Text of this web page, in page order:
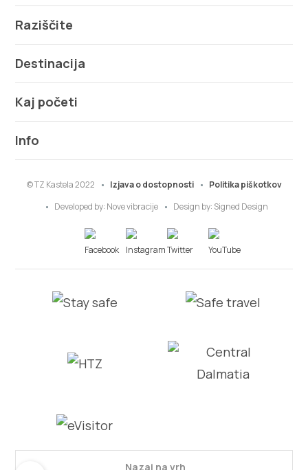
Raziščite
Destinacija
Kaj početi
Info
© TZ Kastela 2022 Izjava o dostopnosti
Politika piškotkov
Developed by: Nove vibracije Design by: Signed Design
Nazaj na vrh